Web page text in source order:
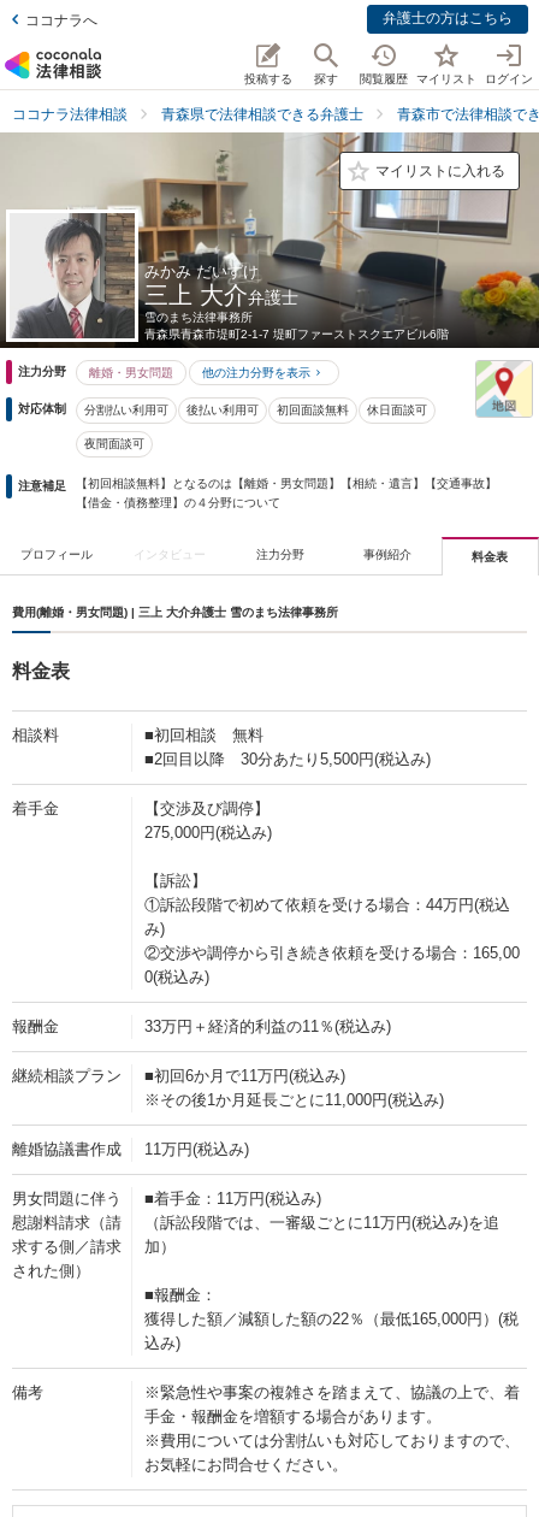
ココナラへ 弁護士の方はこちら
投稿する 探す 閲覧履歴 マイリスト ログイン
ココナラ法律相談 青森県で法律相談できる弁護士 青森市で法律相談で
マイリストに入れる
みかみ だいすけ
三上 大介弁護士
雪のまち法律事務所
青森県青森市堤町2-1-7 堤町ファーストスクエアビル6階
注力分野 離婚・男女問題 他の注力分野を表示
対応体制 分割払い利用可 後払い利用可 初回面談無料 休日面談可
夜間面談可
注意補足
【初回相談無料】となるのは【離婚・男女問題】【相続・遺言】【交通事故】
【借金・債務整理】の４分野について
プロフィール インタビュー 注力分野 事例紹介 料金表
費用(離婚・男女問題) | 三上 大介弁護士 雪のまち法律事務所
料金表
相談料
■初回相談 無料
■2回目以降 30分あたり5,500円(税込み)
着手金
【交渉及び調停】
275,000円(税込み)
【訴訟】
①訴訟段階で初めて依頼を受ける場合：44万円(税込
み)
②交渉や調停から引き続き依頼を受ける場合：165,00
0(税込み)
報酬金 33万円＋経済的利益の11％(税込み)
継続相談プラン
■初回6か月で11万円(税込み)
※その後1か月延長ごとに11,000円(税込み)
離婚協議書作成 11万円(税込み)
男女問題に伴う
慰謝料請求（請
求する側／請求
された側）
■着手金：11万円(税込み)
（訴訟段階では、一審級ごとに11万円(税込み)を追
加）
■報酬金：
獲得した額／減額した額の22％（最低165,000円）(税
込み)
備考
※緊急性や事案の複雑さを踏まえて、協議の上で、着
手金・報酬金を増額する場合があります。
※費用については分割払いも対応しておりますので、
お気軽にお問合せください。